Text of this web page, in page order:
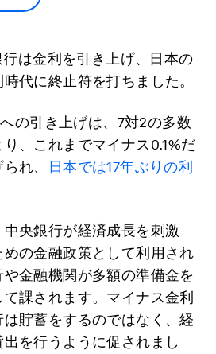
は金利を引き上げ、日本の
代に終止符を打ちました。
の引き上げは、7対2の多数
、これまでマイナス0.1%だ
れ、
日本では17年ぶりの利
央銀行が経済成長を刺激
めの金融政策として利用され
金融機関が多額の準備金を
課されます。マイナス金利
貯蓄をするのではなく、経
を行うように促されまし